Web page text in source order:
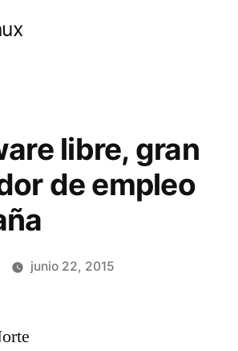
libre, gran
de empleo
junio 22, 2015